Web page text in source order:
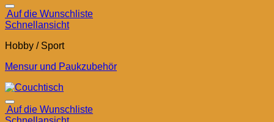
Auf die Wunschliste
Schnellansicht
Hobby / Sport
Mensur und Paukzubehör
Auf die Wunschliste